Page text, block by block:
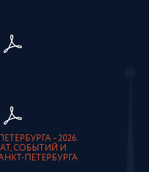
– 2026.
СОБЫТИЙ И
ПЕТЕРБУРГА